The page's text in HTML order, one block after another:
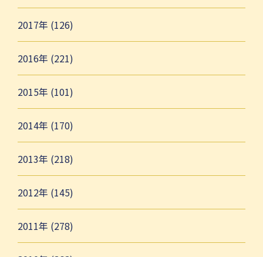
2017年 (126)
2016年 (221)
2015年 (101)
2014年 (170)
2013年 (218)
2012年 (145)
2011年 (278)